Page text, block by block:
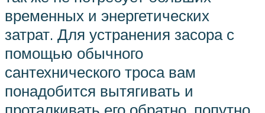
временных и энергетических
затрат. Для устранения засора с
помощью обычного
сантехнического троса вам
понадобится вытягивать и